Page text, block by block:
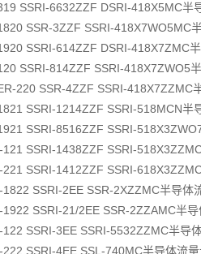
SSRI-6632ZZF DSRI-418X5MC半
SSR-3ZZF SSRI-418X7WO5MC
SSRI-614ZZF DSRI-418X7ZMC
SSRI-814ZZF SSRI-418X7ZWO5
220 SSR-4ZZF SSRI-418X7ZZMC
SSRI-1214ZZF SSRI-518MCN半
SSRI-8516ZZF SSRI-
121 SSRI-1438ZZF SSRI-
221 SSRI-1412ZZF SSRI-
SSRI-2EE SSR-2XZZMC半导体
SSRI-21/2EE SSR-2ZZAMC半
SSRI-3EE SSRI-5532ZZMC半导
SSRI-4EE SSL-740MC半导体流